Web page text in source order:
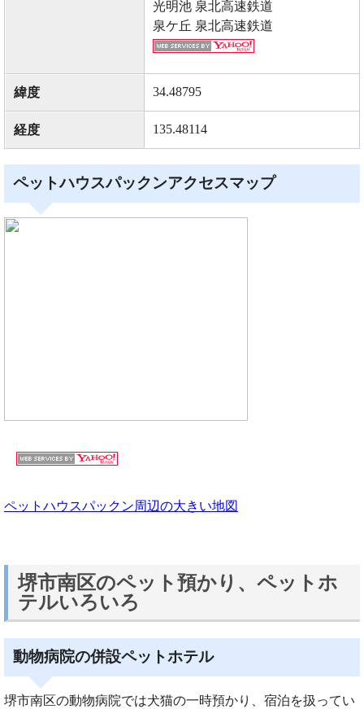
光明池 泉北高速鉄道
泉ケ丘 泉北高速鉄道
緯度 34.48795
経度 135.48114
ペットハウスパックンアクセスマップ
ペットハウスパックン周辺の大きい地図
堺市南区のペット預かり、ペットホ
テルいろいろ
動物病院の併設ペットホテル
堺市南区の動物病院では犬猫の一時預かり、宿泊を扱ってい